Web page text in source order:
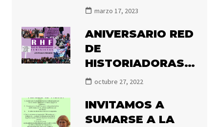
DE LA RHF
HISTORIA Y
TRANSFORMACIÓN
POLÍTICA»
marzo 17, 2023
ANIVERSARIO RED
DE
HISTORIADORAS
FEMINISTAS
octubre 27, 2022
INVITAMOS A
SUMARSE A LA